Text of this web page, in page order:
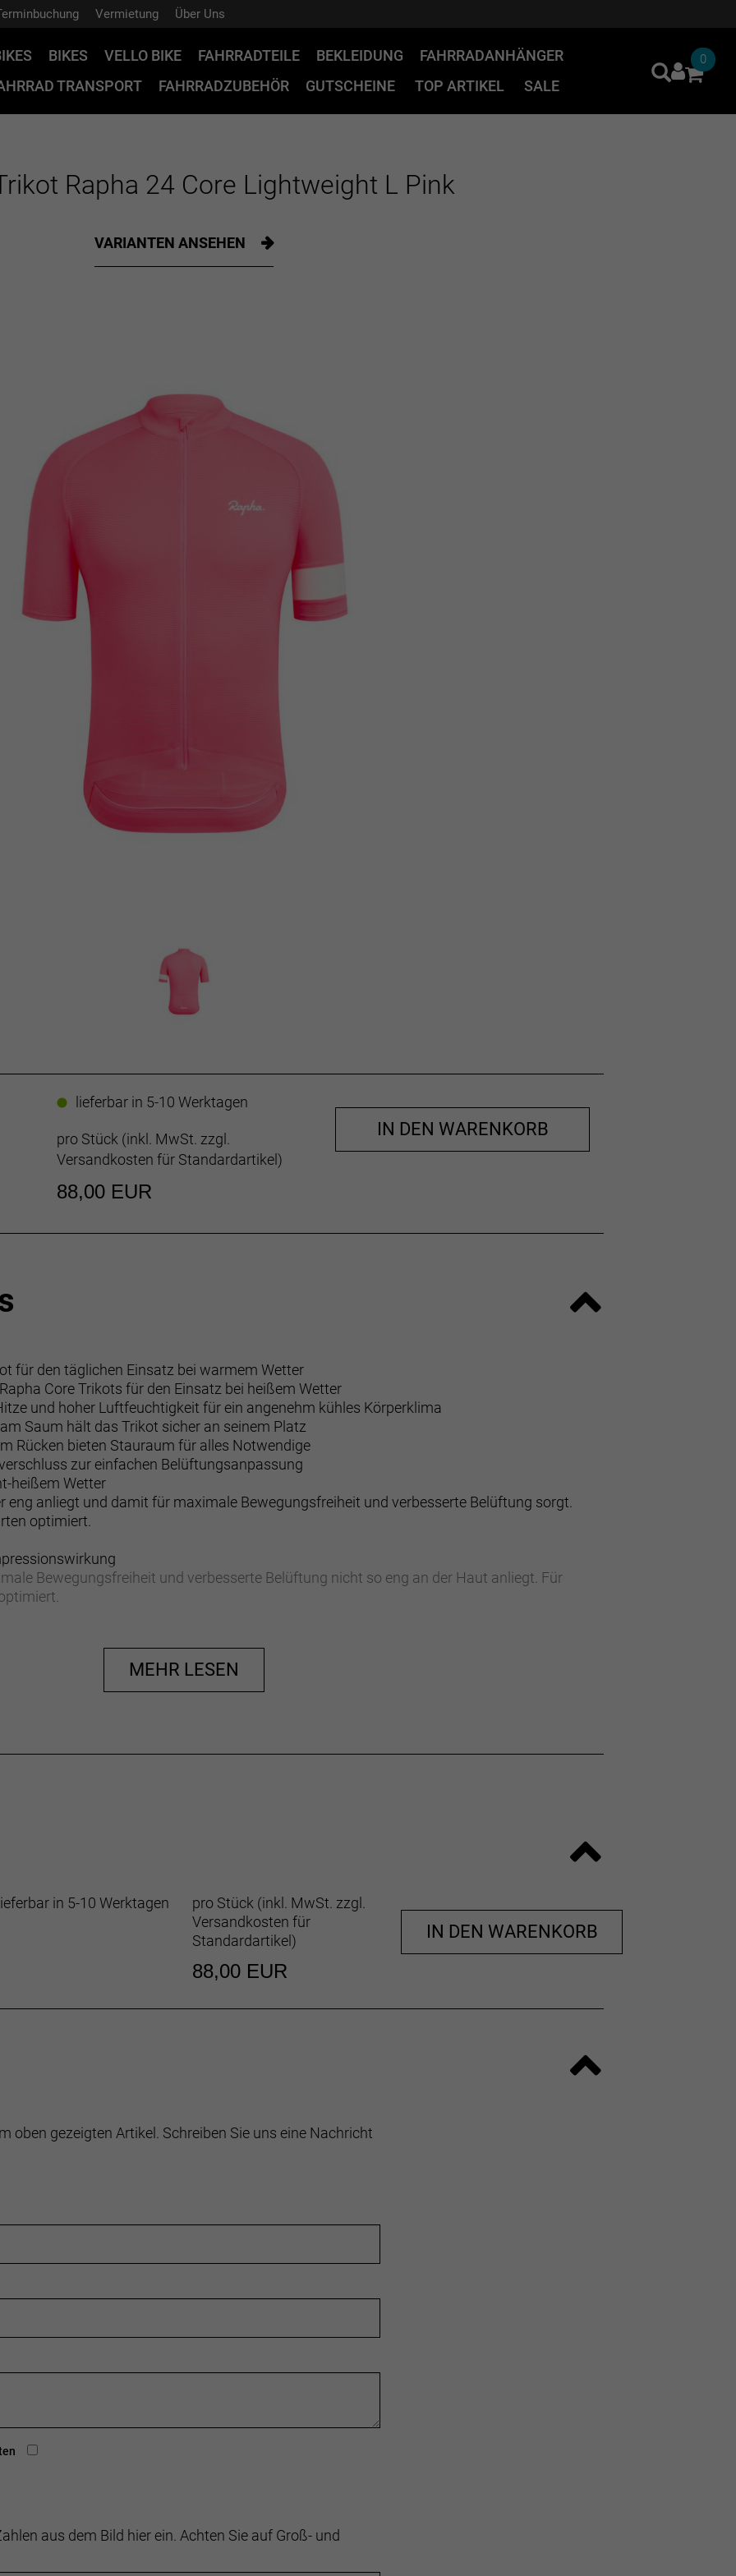
Vermietung Über Uns
BIKES VELLO BIKE FAHRRADTEILE BEKLEIDUNG
FAHRRADANHÄNGER
TRANSPORT
FAHRRADZUBEHÖR GUTSCHEINE TOP ARTIKEL SALE
0
Rapha 24 Core Lightweight L Pink
VARIANTEN ANSEHEN
lieferbar in 5-10 Werktagen
pro Stück (inkl. MwSt. zzgl.
Versandkosten für Standardartikel)
88,00 EUR
IN DEN WARENKORB
für den täglichen Einsatz bei warmem Wetter
Core Trikots für den Einsatz bei heißem Wetter
und hoher Luftfeuchtigkeit für ein angenehm kühles Körperklima
Saum hält das Trikot sicher an seinem Platz
Rücken bieten Stauraum für alles Notwendige
zur einfachen Belüftungsanpassung
heißem Wetter
eng anliegt und damit für maximale Bewegungsfreiheit und verbesserte Belüftung sorgt.
optimiert.
Bewegungsfreiheit und verbesserte Belüftung nicht so eng an der Haut anliegt. Für
fördert die Belüftung und Temperaturregulierung, während die dichter gestrickte
von UPF 40 bietet.MEHR LESEN
in 5-10 Werktagen
pro Stück (inkl. MwSt. zzgl.
Versandkosten für
Standardartikel)
88,00 EUR
IN DEN WARENKORB
oben gezeigten Artikel. Schreiben Sie uns eine Nachricht
aus dem Bild hier ein. Achten Sie auf Groß- und